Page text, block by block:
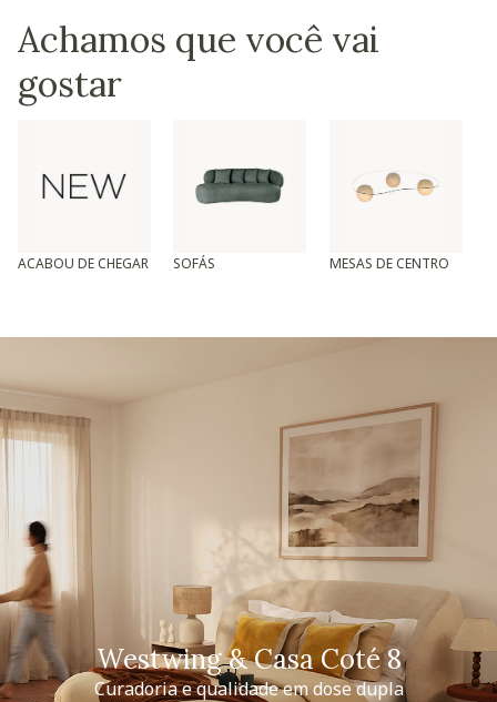
Achamos que você vai
gostar
ACABOU DE CHEGAR SOFÁS MESAS DE CENTRO
Westwing & Casa Coté 8
Curadoria e qualidade em dose dupla